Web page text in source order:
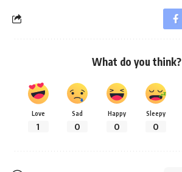
What do you think?
Love
1
Sad
0
Happy
0
Sleepy
0